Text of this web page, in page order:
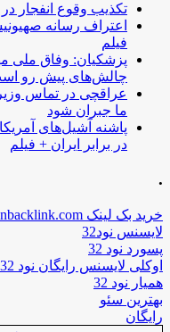
تکذیب وقوع انفجار
اعتراف رسانه
فیلم
پزشکیان: وفاق ملی
چالش‌های پیش رو
عراقچی در تماس
ما جبران شود
پاشنه آشیل‌های
در برابر ایران + فیلم
.
خرید بک لینک behtarinbacklink.com
لایسنس نود32
پسورد نود 32
اوکلی لایسنس رایگان نود 32
همیار نود 32
بهترین سئو
رایگان